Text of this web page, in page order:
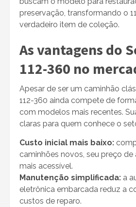
preservação, transformando o
verdadeiro item de coleção.
As vantagens do
112-360 no
Apesar de ser um caminhão
112-360 ainda compete de
com modelos mais recentes.
claras para quem conhece o
Custo inicial mais baixo:
caminhões novos, seu preço
mais acessível.
Manutenção simplificada: a
eletrônica embarcada reduz a
custos de reparo.